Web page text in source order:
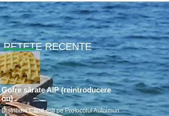
RETETE RECENTE
Gofre sărate AIP (reintroducere
ou)
Distribuie Când ești pe Protocolul Autoimun